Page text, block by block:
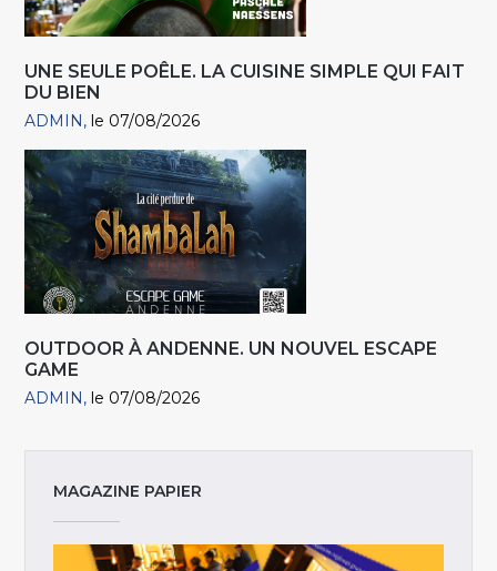
UNE SEULE POÊLE. LA CUISINE SIMPLE QUI FAIT
DU BIEN
ADMIN le 07/08/2026
OUTDOOR À ANDENNE. UN NOUVEL ESCAPE
GAME
ADMIN le 07/08/2026
MAGAZINE PAPIER